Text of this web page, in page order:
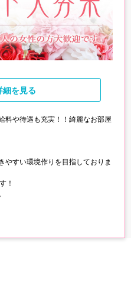
細を見る
料や待遇も充実！！綺麗なお部屋
やすい環境作りを目指しておりま
！